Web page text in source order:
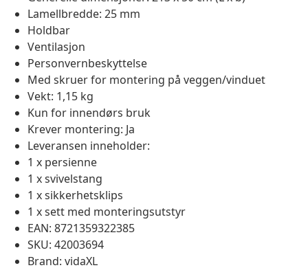
Lamellbredde: 25 mm
Holdbar
Ventilasjon
Personvernbeskyttelse
Med skruer for montering på veggen/vinduet
Vekt: 1,15 kg
Kun for innendørs bruk
Krever montering: Ja
Leveransen inneholder:
1 x persienne
1 x svivelstang
1 x sikkerhetsklips
1 x sett med monteringsutstyr
EAN: 8721359322385
SKU: 42003694
Brand: vidaXL